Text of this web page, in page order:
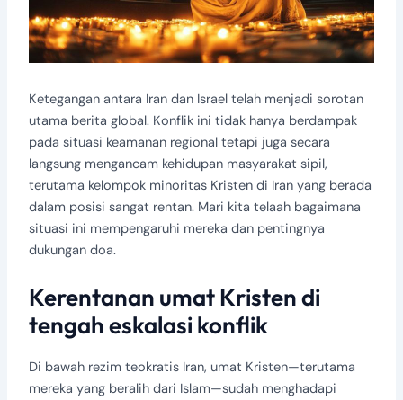
Ketegangan antara Iran dan Israel telah menjadi sorotan
utama berita global. Konflik ini tidak hanya berdampak
pada situasi keamanan regional tetapi juga secara
langsung mengancam kehidupan masyarakat sipil,
terutama kelompok minoritas Kristen di Iran yang berada
dalam posisi sangat rentan. Mari kita telaah bagaimana
situasi ini mempengaruhi mereka dan pentingnya
dukungan doa.
Kerentanan umat Kristen di
tengah eskalasi konflik
Di bawah rezim teokratis Iran, umat Kristen—terutama
mereka yang beralih dari Islam—sudah menghadapi